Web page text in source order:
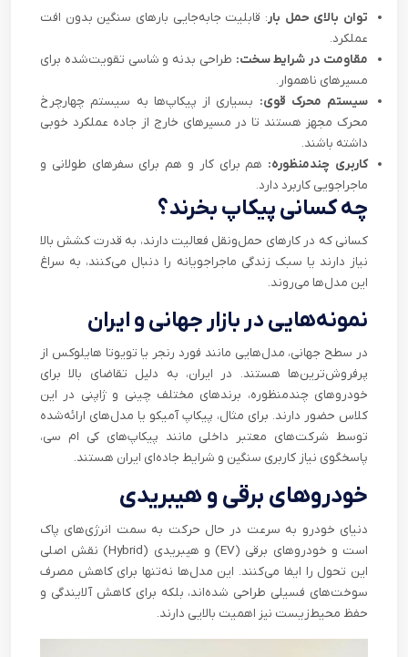
توان بالای حمل بار: قابلیت جابه‌جایی بارهای سنگین بدون افت
عملکرد.
مقاومت در شرایط سخت: طراحی بدنه و شاسی تقویت‌شده برای
مسیرهای ناهموار.
سیستم محرک قوی: بسیاری از پیکاپ‌ها به سیستم چهارچرخ
محرک مجهز هستند تا در مسیرهای خارج از جاده عملکرد خوبی
داشته باشند.
کاربری چندمنظوره: هم برای کار و هم برای سفرهای طولانی و
ماجراجویی کاربرد دارد.
چه کسانی پیکاپ بخرند؟
کسانی که در کارهای حمل‌ونقل فعالیت دارند، به قدرت کشش بالا
نیاز دارند یا سبک زندگی ماجراجویانه را دنبال می‌کنند، به سراغ
این مدل‌ها می‌روند.
نمونه‌هایی در بازار جهانی و ایران
در سطح جهانی، مدل‌هایی مانند فورد رنجر یا تویوتا هایلوکس از
پرفروش‌ترین‌ها هستند. در ایران، به دلیل تقاضای بالا برای
خودروهای چندمنظوره، برندهای مختلف چینی و ژاپنی در این
کلاس حضور دارند. برای مثال، پیکاپ آمیکو یا مدل‌های ارائه‌شده
توسط شرکت‌های معتبر داخلی مانند پیکاپ‌های کی ام سی،
پاسخگوی نیاز کاربری سنگین و شرایط جاده‌ای ایران هستند.
خودروهای برقی و هیبریدی
دنیای خودرو به سرعت در حال حرکت به سمت انرژی‌های پاک
است و خودروهای برقی (EV) و هیبریدی (Hybrid) نقش اصلی
این تحول را ایفا می‌کنند. این مدل‌ها نه‌تنها برای کاهش مصرف
سوخت‌های فسیلی طراحی شده‌اند، بلکه برای کاهش آلایندگی و
حفظ محیط‌زیست نیز اهمیت بالایی دارند.